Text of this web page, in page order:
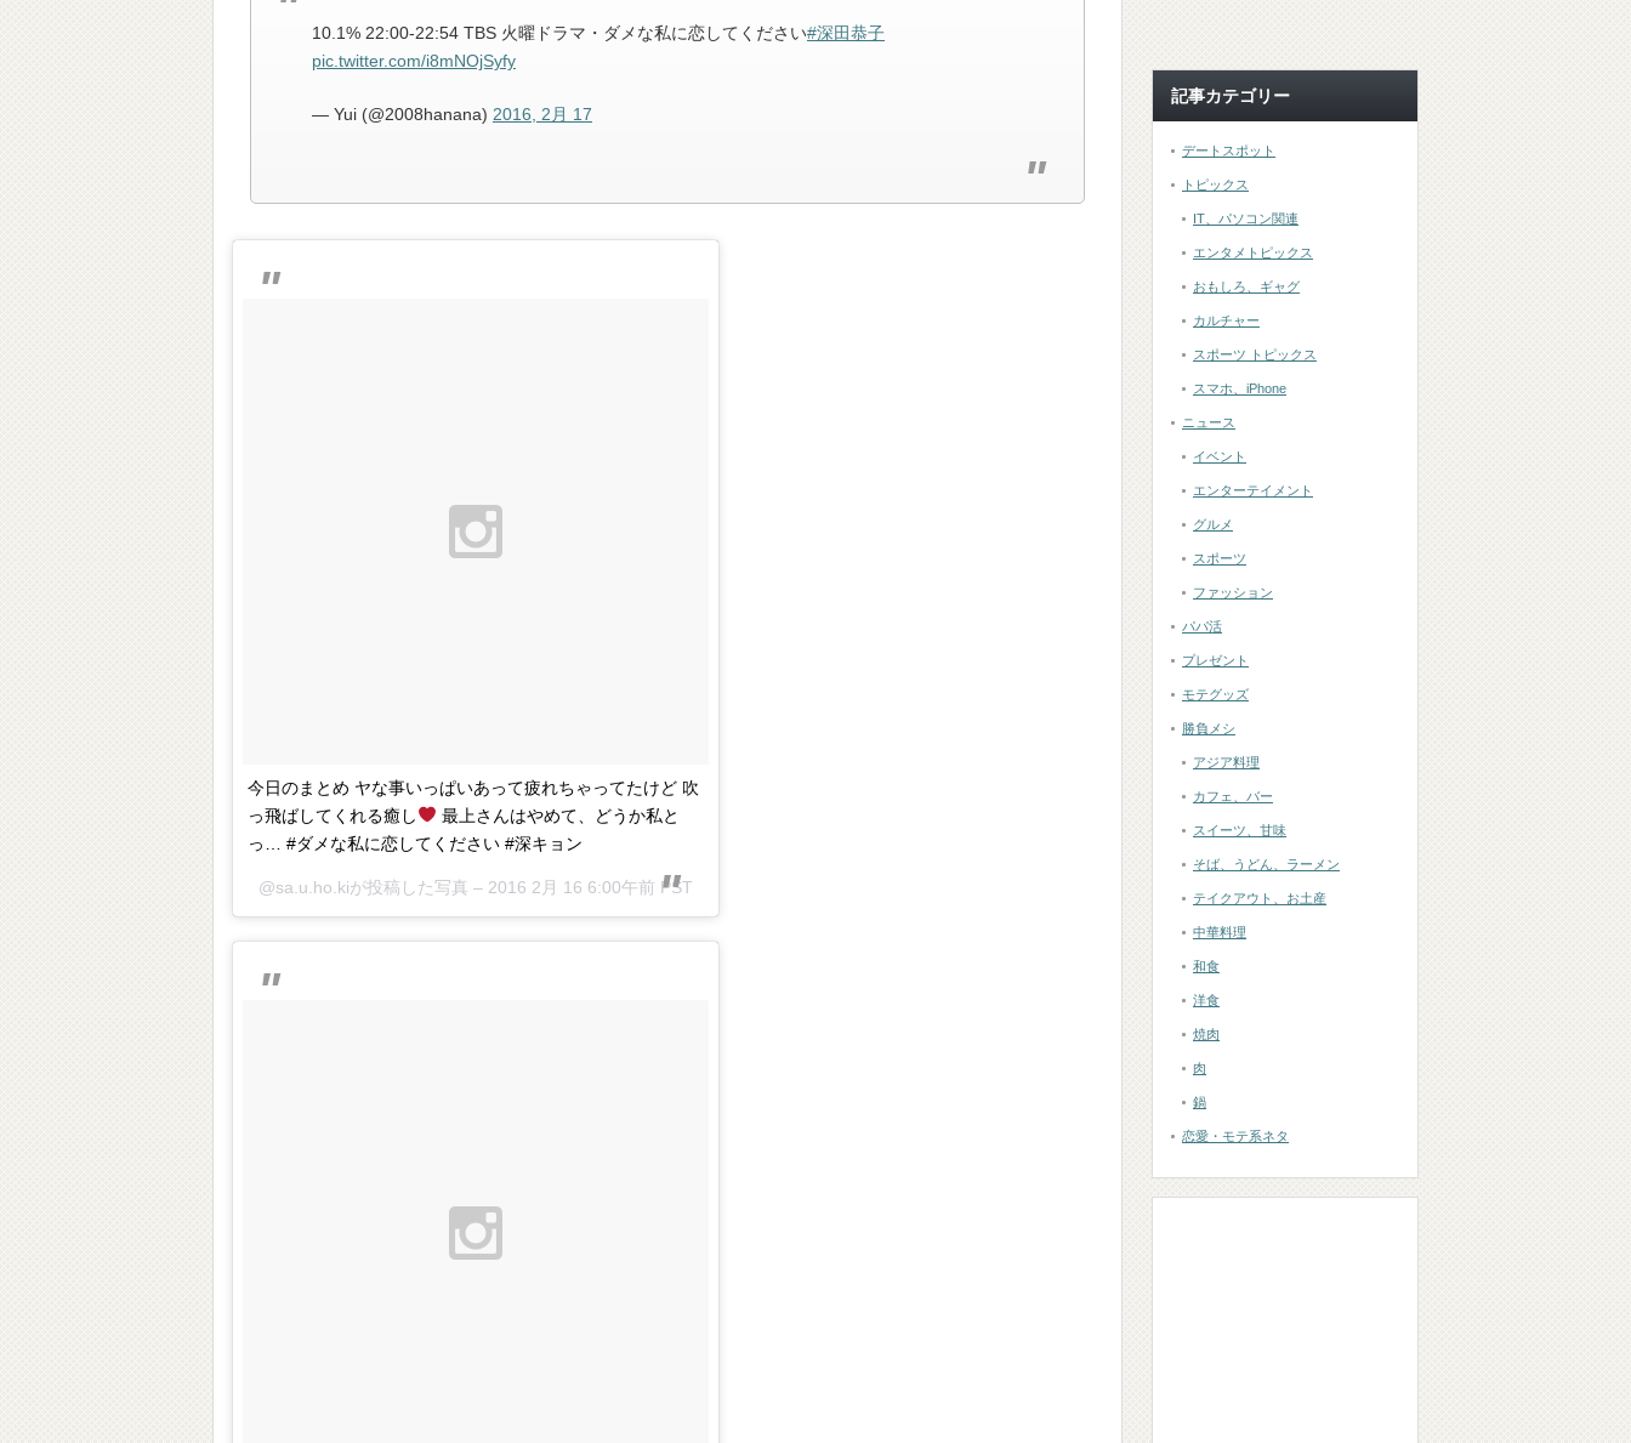
10.1% 22:00-22:54 TBS 火曜ドラマ・ダメな私に恋してください#深田恭子
pic.twitter.com/i8mNOjSyfy
— Yui (@2008hanana) 2016, 2月 17
今日のまとめ ヤな事いっぱいあって疲れちゃってたけど 吹
っ飛ばしてくれる癒し
最上さんはやめて、どうか私と
っ… #ダメな私に恋してください #深キョン
@sa.u.ho.kiが投稿した写真 – 2016 2月 16 6:00午前 PST
記事カテゴリー
デートスポット
トピックス
IT、パソコン関連
エンタメトピックス
おもしろ、ギャグ
カルチャー
スポーツ トピックス
スマホ、iPhone
ニュース
イベント
エンターテイメント
グルメ
スポーツ
ファッション
パパ活
プレゼント
モテグッズ
勝負メシ
アジア料理
カフェ、バー
スイーツ、甘味
そば、うどん、ラーメン
テイクアウト、お土産
中華料理
和食
洋食
焼肉
肉
鍋
恋愛・モテ系ネタ